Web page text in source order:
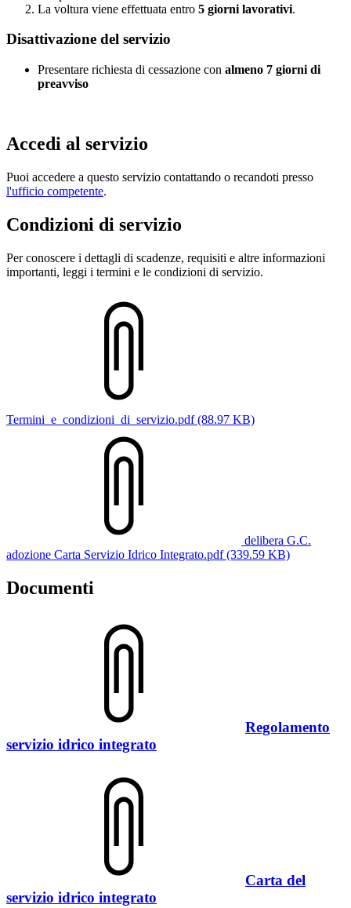
La voltura viene effettuata entro 5 giorni lavorativi.
Disattivazione del servizio
Presentare richiesta di cessazione con almeno 7 giorni di
preavviso
Accedi al servizio
Puoi accedere a questo servizio contattando o recandoti presso
l'ufficio competente.
Condizioni di servizio
Per conoscere i dettagli di scadenze, requisiti e altre informazioni
importanti, leggi i termini e le condizioni di servizio.
Termini_e_condizioni_di_servizio.pdf (88.97 KB)
delibera G.C.
adozione Carta Servizio Idrico Integrato.pdf (339.59 KB)
Documenti
Regolamento
servizio idrico integrato
Carta del
servizio idrico integrato